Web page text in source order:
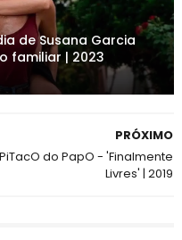
de Susana Garcia
familiar | 2023
PRÓXIMO
PiTacO do PapO - 'Finalmente
Livres' | 2019